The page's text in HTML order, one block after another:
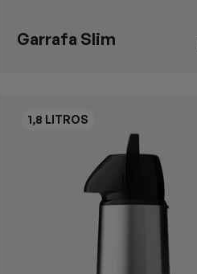
Garrafa Slim